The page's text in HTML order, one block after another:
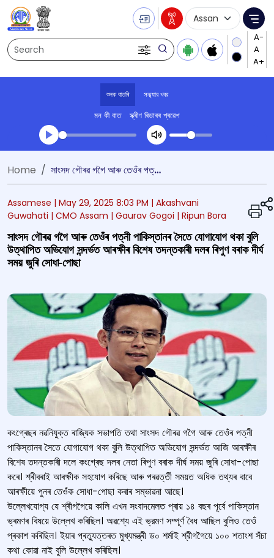
Search
Language
শুনক বাতৰি সন্ধ্যার খবর
মন কী বাত স্ক্ৰীণ ৰিডাৰৰ প্ৰৱেশ
Transcript summary
খেলা অডিঅ' সন্ধ্যার খবর
Home সাংসদ গৌৰৱ গগৈ আৰু তেওঁৰ পত্নী পাকিস্তানৰ সৈতে যোগাযোগ থকা বুলি উত্থাপিত অভিযোগ সন্দৰ্ভত আৰক্ষীৰ বিশেষ তদন্তকাৰী দলৰ ৰিপুণ বৰাক দীৰ্ঘ সময় জুৰি সোধা-পোছা
Assamese | May 29, 2025 8:03 PM | Akashvani
Guwahati | CMO Assam | Gaurav Gogoi | Ripun Bora
সাংসদ গৌৰৱ গগৈ আৰু তেওঁৰ পত্নী পাকিস্তানৰ সৈতে যোগাযোগ থকা বুলি
উত্থাপিত অভিযোগ সন্দৰ্ভত আৰক্ষীৰ বিশেষ তদন্তকাৰী দলৰ ৰিপুণ বৰাক দীৰ্ঘ
সময় জুৰি সোধা-পোছা
কংগ্ৰেছৰ নৱনিযুক্ত ৰাজ্যিক সভাপতি তথা সাংসদ গৌৰৱ গগৈ আৰু তেওঁৰ পত্নী
পাকিস্তানৰ সৈতে যোগাযোগ থকা বুলি উত্থাপিত অভিযোগ সন্দৰ্ভত আজি আৰক্ষীৰ
বিশেষ তদন্তকাৰী দলে কংগ্ৰেছ দলৰ নেতা ৰিপুণ বৰাক দীৰ্ঘ সময় জুৰি সোধা-পোছা
কৰে। শ্ৰীবৰাই আৰক্ষীক সহযোগ কৰিছে আৰু পৰৱৰ্ত্তী সময়ত অধিক তথ্যৰ বাবে
আৰক্ষীয়ে পুনৰ তেওঁক সোধা-পোছা কৰাৰ সম্ভাৱনা আছে।
উল্লেখযোগ্য যে শ্ৰীগগৈয়ে কালি এখন সংবাদমেলত প্ৰায় ১৪ বছৰ পূৰ্বে পাকিস্তান
ভ্ৰমণৰ বিষয়ে উল্লেখ কৰিছিল। অৱশ্যে এই ভ্রমণ সম্পূর্ণ বৈধ আছিল বুলিও তেওঁ
প্ৰকাশ কৰিছিল। ইয়াৰ প্ৰত্যুত্তৰত মুখ্যমন্ত্ৰী ড০ শর্মাই শ্রীগগৈয়ে ১০০ শতাংশ সঁচা
কথা কোৱা নাই বুলি উল্লেখ কৰিছিল।